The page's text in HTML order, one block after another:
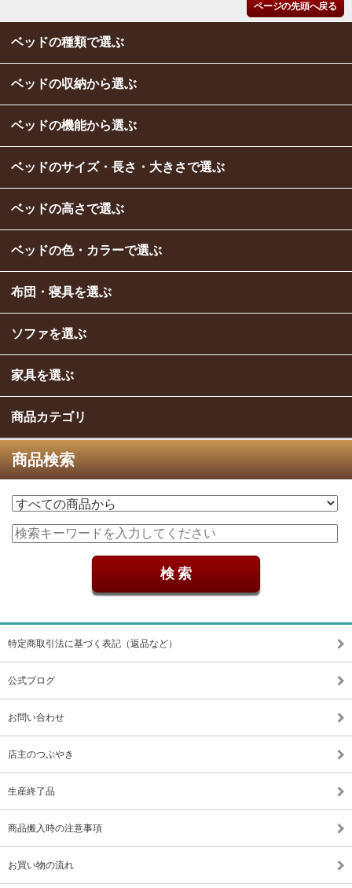
ページの先頭へ戻る
ベッドの種類で選ぶ
ベッドの収納から選ぶ
ベッドの機能から選ぶ
ベッドのサイズ・長さ・大きさで選ぶ
ベッドの高さで選ぶ
ベッドの色・カラーで選ぶ
布団・寝具を選ぶ
ソファを選ぶ
家具を選ぶ
商品カテゴリ
商品検索
特定商取引法に基づく表記（返品など）
公式ブログ
お問い合わせ
店主のつぶやき
生産終了品
商品搬入時の注意事項
お買い物の流れ